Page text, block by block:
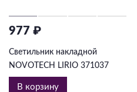
977 ₽
Светильник накладной
NOVOTECH LIRIO 371037
В корзину